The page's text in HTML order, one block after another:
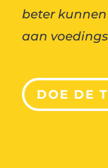
beter
aan
DOE DE